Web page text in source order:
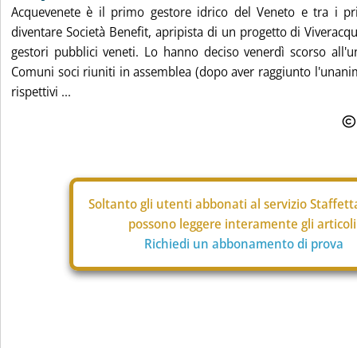
Acquevenete è il primo gestore idrico del Veneto e tra i
diventare Società Benefit, apripista di un progetto di
gestori pubblici veneti. Lo hanno deciso venerdì scorso
Comuni soci riuniti in assemblea (dopo aver raggiunto
rispettivi ...
Soltanto gli utenti abbonati al servizio
possono leggere interamente gli
Richiedi un abbonamento di prova